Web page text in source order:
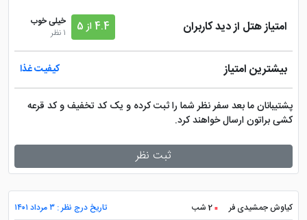
امتیاز هتل از دید کاربران 4.4 از 5
خیلی خوب
1 نظر
بیشترین امتیاز کیفیت غذا
پشتیبانان ما بعد سفر نظر شما را ثبت کرده و یک کد تخفیف و کد قرعه
کشی براتون ارسال خواهند کرد.
ثبت نظر
کیاوش جمشیدی فر 2 شب تاریخ درج نظر : ۳ مرداد ۱۴۰۱